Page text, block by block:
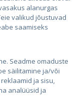
alanurgas
valikud jõustuvad
saamiseks
Seadme omaduste
säilitamine ja/või
ja sisu,
analüüsid ja